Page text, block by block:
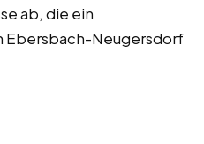
ab, die ein
Neugersdorf